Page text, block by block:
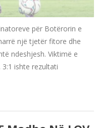
për Botërorin e
një tjetër fitore dhe
ndeshjesh. Viktimë e
ishte rezultati